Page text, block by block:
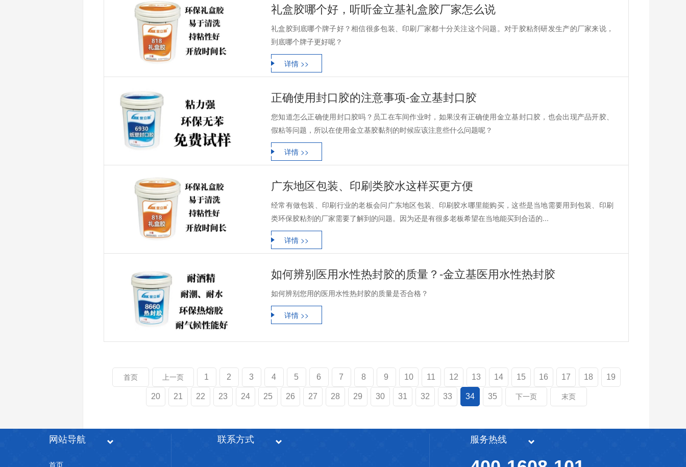
礼盒胶哪个好，听听金立基礼盒胶厂家怎么说
礼盒胶到底哪个牌子好？相信很多包装、印刷厂家都十分关注这个问题。对于胶粘剂研发生产的厂家来说，
到底哪个牌子更好呢？
详情 >>
正确使用封口胶的注意事项-金立基封口胶
您知道怎么正确使用封口胶吗？员工在车间作业时，如果没有正确使用金立基封口胶，也会出现产品开胶、
假粘等问题，所以在使用金立基胶黏剂的时候应该注意些什么问题呢？
详情 >>
广东地区包装、印刷类胶水这样买更方便
经常有做包装、印刷行业的老板会问广东地区包装、印刷胶水哪里能购买，这些是当地需要用到包装、印刷
类环保胶粘剂的厂家需要了解到的问题。因为还是有很多老板希望在当地能买到合适的...
详情 >>
如何辨别医用水性热封胶的质量？-金立基医用水性热封胶
如何辨别您用的医用水性热封胶的质量是否合格？
详情 >>
首页 上一页 1 2 3 4 5 6 7 8 9 10 11 12 13 14 15 16 17 18 19
20 21 22 23 24 25 26 27 28 29 30 31 32 33 34 35 下一页 末页
网站导航
首页
联系方式 服务热线